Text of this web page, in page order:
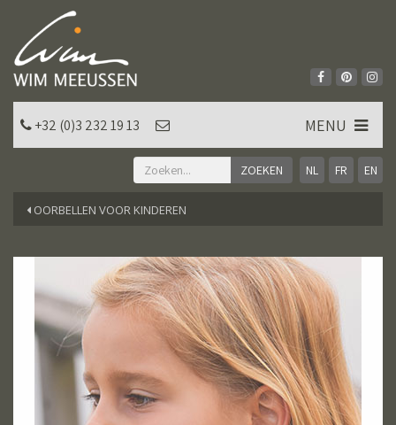
NL FR EN
+32 (0)3 232 19 13 MENU
OORBELLEN VOOR KINDEREN